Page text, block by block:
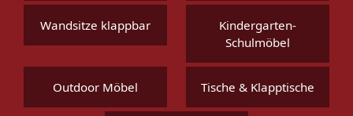
Wandsitze klappbar
Kindergarten-
Schulmöbel
Outdoor Möbel Tische & Klapptische